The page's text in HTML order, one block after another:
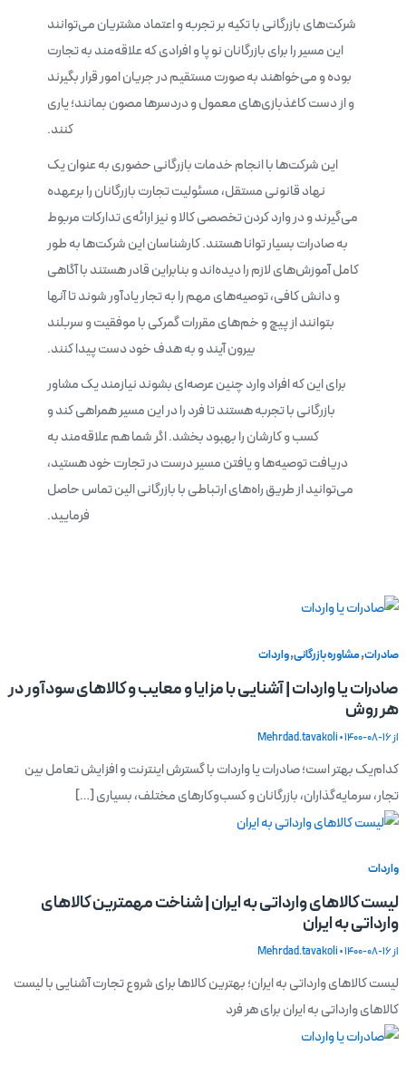
شرکت‌های بازرگانی با تکیه بر تجربه و اعتماد مشتریان می‌توانند
این مسیر را برای بازرگانان نو پا و افرادی که علاقه‌مند به تجارت
بوده و می‌خواهند به صورت مستقیم در جریان امور قرار بگیرند
و از دست کاغذبازی‌های معمول و دردسرها مصون بمانند؛ یاری
کنند.
این شرکت‌ها با انجام خدمات بازرگانی حضوری به عنوان یک
نهاد قانونی مستقل، مسئولیت تجارت بازرگانان را برعهده
می‌گیرند و در وارد کردن تخصصی کالا و نیز ارائه‌ی تدارکات مربوط
به صادرات بسیار توانا هستند. کارشناسان این شرکت‌ها به طور
کامل آموزش‌‌های لازم را دیده‌اند و بنابراین قادر هستند با آگاهی
و دانش کافی، توصیه‌‌های مهم را به تجار یادآور شوند تا آنها
بتوانند از پیچ‌ و خم‌های مقررات گمرکی با موفقیت و سربلند
بیرون آیند و به هدف خود دست پیدا کنند.
برای این که افراد وارد چنین عرصه‌ای بشوند نیازمند یک مشاور
بازرگانی با تجربه هستند تا فرد را در این مسیر همراهی کند و
کسب و کارشان را بهبود بخشد. اگر شما هم علاقه‌مند به
دریافت توصیه‌ها و یافتن مسیر درست در تجارت خود هستید،
می‌توانید از طریق راه‌های ارتباطی با بازرگانی الین تماس حاصل
فرمایید.
صادرات,مشاوره بازرگانی,واردات
صادرات یا واردات | آشنایی با مزایا و معایب و کالاهای سودآور در
هر روش
از Mehrdad.tavakoli•1400-08-16
کدام‌یک بهتر است؛ صادرات یا واردات با گسترش اینترنت و افزایش تعامل بین
تجار، سرمایه‌گذاران، بازرگانان و کسب‌وکارهای مختلف، بسیاری […]
واردات
لیست کالاهای وارداتی به ایران | شناخت مهمترین کالاهای
وارداتی به ایران
از Mehrdad.tavakoli•1400-08-16
لیست کالاهای وارداتی به ایران؛ بهترین کالاها برای شروع تجارت آشنایی با لیست
کالاهای وارداتی به ایران برای هر فرد